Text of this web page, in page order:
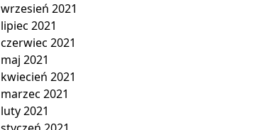
wrzesień 2021
lipiec 2021
czerwiec 2021
maj 2021
kwiecień 2021
marzec 2021
luty 2021